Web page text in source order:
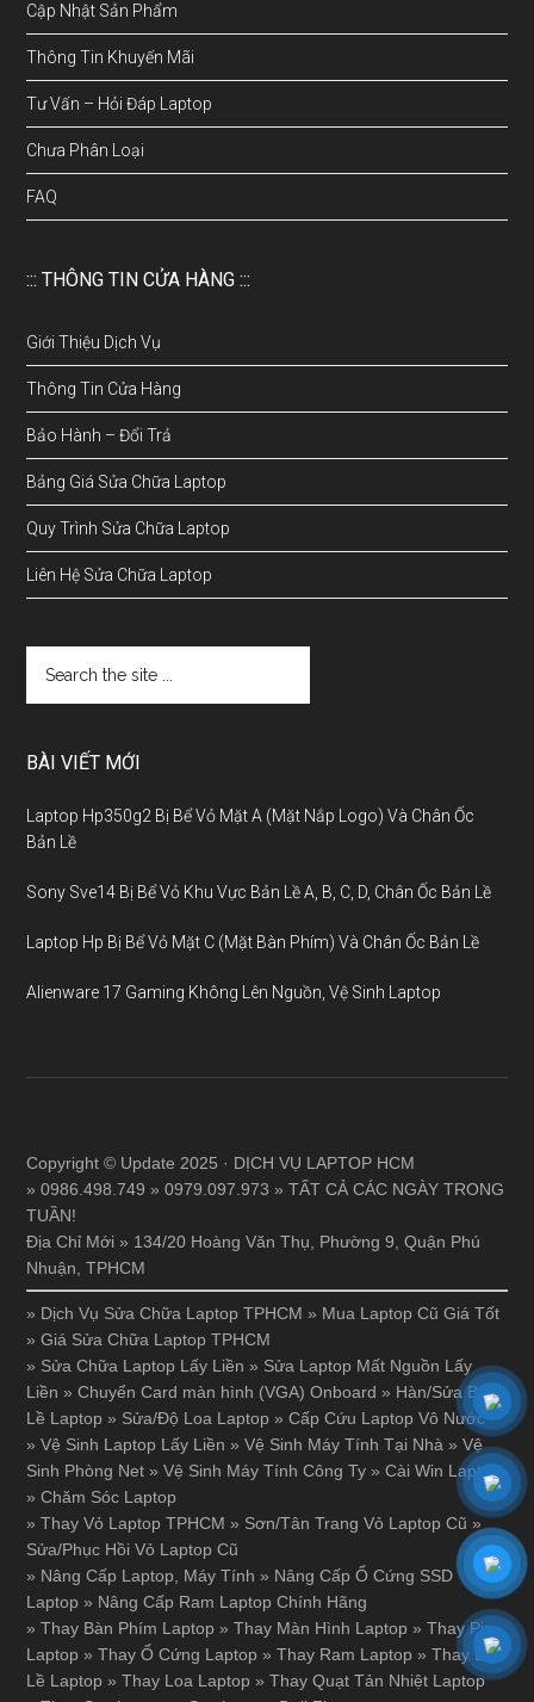
Cập Nhật Sản Phẩm
Thông Tin Khuyến Mãi
Tư Vấn – Hỏi Đáp Laptop
Chưa Phân Loại
FAQ
::: THÔNG TIN CỬA HÀNG :::
Giới Thiệu Dịch Vụ
Thông Tin Cửa Hàng
Bảo Hành – Đổi Trả
Bảng Giá Sửa Chữa Laptop
Quy Trình Sửa Chữa Laptop
Liên Hệ Sửa Chữa Laptop
BÀI VIẾT MỚI
Laptop Hp350g2 Bị Bể Vỏ Mặt A (Mặt Nắp Logo) Và Chân Ốc
Bản Lề
Sony Sve14 Bị Bể Vỏ Khu Vực Bản Lề A, B, C, D, Chân Ốc Bản Lề
Laptop Hp Bị Bể Vỏ Mặt C (Mặt Bàn Phím) Và Chân Ốc Bản Lề
Alienware 17 Gaming Không Lên Nguồn, Vệ Sinh Laptop
Copyright © Update 2025 · DỊCH VỤ LAPTOP HCM
» 0986.498.749 » 0979.097.973 » TẤT CẢ CÁC NGÀY TRONG
TUẦN!
Địa Chỉ Mới » 134/20 Hoàng Văn Thụ, Phường 9, Quận Phú
Nhuận, TPHCM
» Dịch Vụ Sửa Chữa Laptop TPHCM » Mua Laptop Cũ Giá Tốt
»Giá Sửa Chữa Laptop TPHCM
» Sửa Chữa Laptop Lấy Liền » Sửa Laptop Mất Nguồn Lấy
Liền »Chuyển Card màn hình (VGA) Onboard » Hàn/Sửa Bản
Lề Laptop » Sửa/Độ Loa Laptop »Cấp Cứu Laptop Vô Nước
»Vệ Sinh Laptop Lấy Liền »Vệ Sinh Máy Tính Tại Nhà »Vệ
Sinh Phòng Net »Vệ Sinh Máy Tính Công Ty »Cài Win Laptop
»Chăm Sóc Laptop
»Thay Vỏ Laptop TPHCM » Sơn/Tân Trang Vỏ Laptop Cũ »
Sửa/Phục Hồi Vỏ Laptop Cũ
» Nâng Cấp Laptop, Máy Tính » Nâng Cấp Ổ Cứng SSD
Laptop » Nâng Cấp Ram Laptop Chính Hãng
»Thay Bàn Phím Laptop »Thay Màn Hình Laptop »Thay Pin
Laptop »Thay Ổ Cứng Laptop »Thay Ram Laptop »Thay Bản
Lề Laptop »Thay Loa Laptop »Thay Quạt Tản Nhiệt Laptop